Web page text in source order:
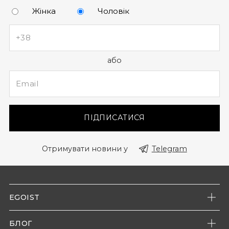
Жінка Чоловік
або
ПІДПИСАТИСЯ
Отримувати новини у Telegram
EGOIST
Наші магазини
БЛОГ